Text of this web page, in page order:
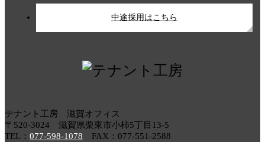
中途採用はこちら
テナント工房 滋賀オフィス
〒520-3024 滋賀県栗東市小柿5丁目13-5
TEL： 077-598-1078 FAX：077-551-2588